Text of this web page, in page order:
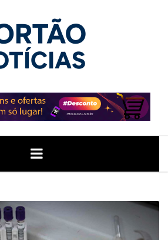
POLITICA ECONOMIA JUSTIÇA